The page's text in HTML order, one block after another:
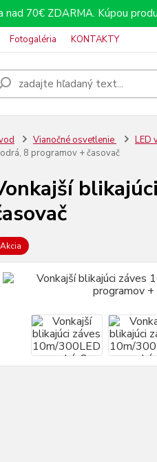
nad 70€ ZDARMA. Kúpou
Fotogaléria KONTAKTY
Vianočné osvetlenie LED
8 programov + časovač
Akcia